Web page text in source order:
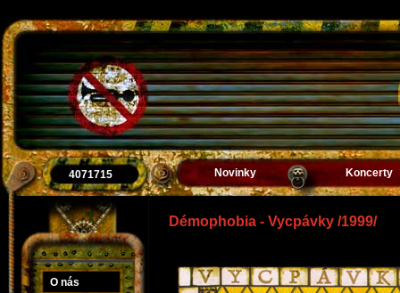
4071715 Novinky Koncerty
O nás
Démophobia - Vycpávky /1999/